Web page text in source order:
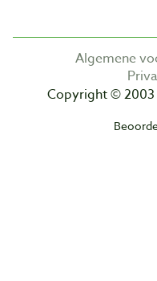
Algemene
Copyright © 2003